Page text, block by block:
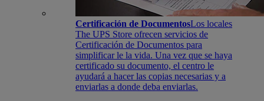
Certificación de DocumentosLos locales
The UPS Store ofrecen servicios de
Certificación de Documentos para
simplificar le la vida. Una vez que se haya
certificado su documento, el centro le
ayudará a hacer las copias necesarias y a
enviarlas a donde deba enviarlas.